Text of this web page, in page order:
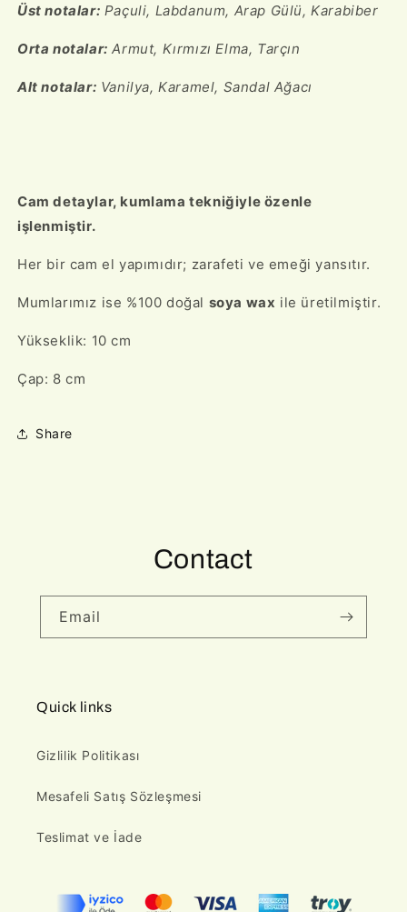
Üst notalar: Paçuli, Labdanum, Arap Gülü, Karabiber
Orta notalar: Armut, Kırmızı Elma, Tarçın
Alt notalar: Vanilya, Karamel, Sandal Ağacı
Cam detaylar, kumlama tekniğiyle özenle
işlenmiştir.
Her bir cam el yapımıdır; zarafeti ve emeği yansıtır.
Mumlarımız ise %100 doğal soya wax ile üretilmiştir.
Yükseklik: 10 cm
Çap: 8 cm
Share
Contact
Email
Quick links
Gizlilik Politikası
Mesafeli Satış Sözleşmesi
Teslimat ve İade